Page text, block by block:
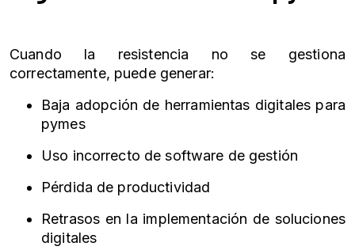
Cuando la resistencia no se gestiona
correctamente, puede generar:
Baja adopción de herramientas digitales para
pymes
Uso incorrecto de software de gestión
Pérdida de productividad
Retrasos en la implementación de soluciones
digitales